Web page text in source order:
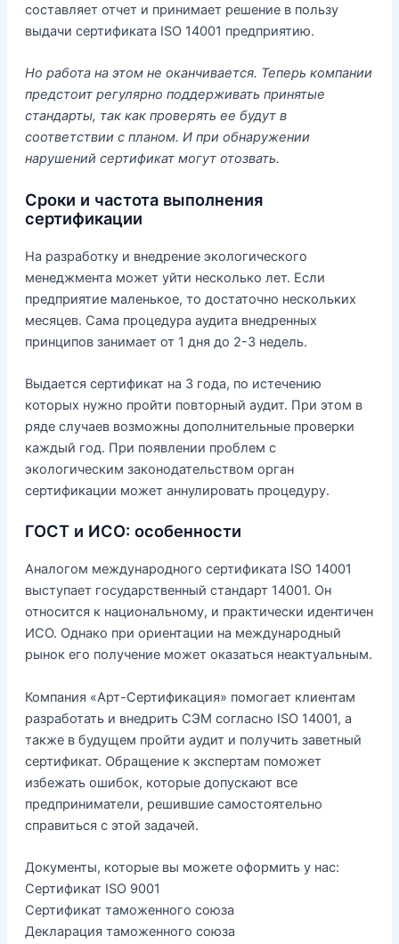
составляет отчет и принимает решение в пользу
выдачи сертификата ISO 14001 предприятию.
Но работа на этом не оканчивается. Теперь компании
предстоит регулярно поддерживать принятые
стандарты, так как проверять ее будут в
соответствии с планом. И при обнаружении
нарушений сертификат могут отозвать.
Сроки и частота выполнения
сертификации
На разработку и внедрение экологического
менеджмента может уйти несколько лет. Если
предприятие маленькое, то достаточно нескольких
месяцев. Сама процедура аудита внедренных
принципов занимает от 1 дня до 2-3 недель.
Выдается сертификат на 3 года, по истечению
которых нужно пройти повторный аудит. При этом в
ряде случаев возможны дополнительные проверки
каждый год. При появлении проблем с
экологическим законодательством орган
сертификации может аннулировать процедуру.
ГОСТ и ИСО: особенности
Аналогом международного сертификата ISO 14001
выступает государственный стандарт 14001. Он
относится к национальному, и практически идентичен
ИСО. Однако при ориентации на международный
рынок его получение может оказаться неактуальным.
Компания «Арт-Сертификация» помогает клиентам
разработать и внедрить СЭМ согласно ISO 14001, а
также в будущем пройти аудит и получить заветный
сертификат. Обращение к экспертам поможет
избежать ошибок, которые допускают все
предприниматели, решившие самостоятельно
справиться с этой задачей.
Документы, которые вы можете оформить у нас:
Сертификат ISO 9001
Сертификат таможенного союза
Декларация таможенного союза